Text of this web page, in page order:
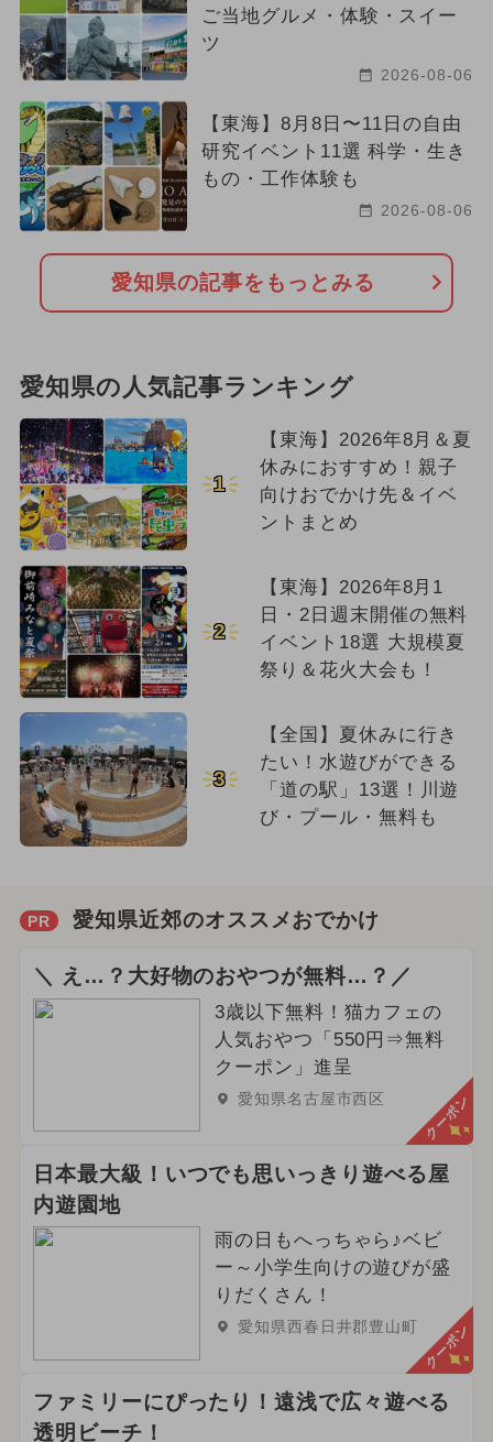
ご当地グルメ・体験・スイー
ツ
2026-08-06
【東海】8月8日〜11日の自由
研究イベント11選 科学・生き
もの・工作体験も
2026-08-06
愛知県の記事をもっとみる
愛知県の人気記事ランキング
1
【東海】2026年8月＆夏
休みにおすすめ！親子
向けおでかけ先＆イベ
ントまとめ
2
【東海】2026年8月1
日・2日週末開催の無料
イベント18選 大規模夏
祭り＆花火大会も！
3
【全国】夏休みに行き
たい！水遊びができる
「道の駅」13選！川遊
び・プール・無料も
PR 愛知県近郊のオススメおでかけ
＼ え…？大好物のおやつが無料…？／
3歳以下無料！猫カフェの
人気おやつ「550円⇒無料
クーポン」進呈
愛知県名古屋市西区 クーポン
日本最大級！いつでも思いっきり遊べる屋
内遊園地
雨の日もへっちゃら♪ベビ
ー～小学生向けの遊びが盛
りだくさん！
愛知県西春日井郡豊山町 クーポン
ファミリーにぴったり！遠浅で広々遊べる
透明ビーチ！